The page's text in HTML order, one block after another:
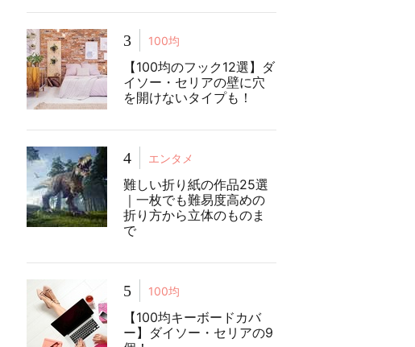
3 100均
【100均のフック12選】ダ
イソー・セリアの壁に穴
を開けないタイプも！
4 エンタメ
難しい折り紙の作品25選
｜一枚でも難易度高めの
折り方から立体のものま
で
5 100均
【100均キーボードカバ
ー】ダイソー・セリアの9